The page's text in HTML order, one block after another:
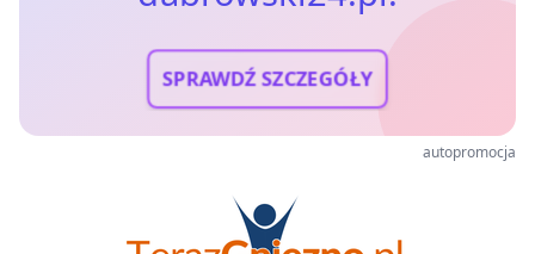
SPRAWDŹ SZCZEGÓŁY
autopromocja